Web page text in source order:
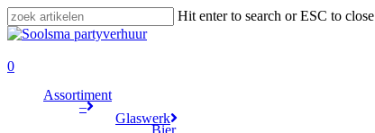
Skip
to
content
Hit enter to search or ESC to close
Close
0
Assortiment
–
Glaswerk
Bier